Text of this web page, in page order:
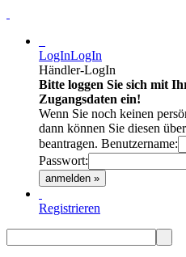
LogInLogIn
Händler-LogIn
Bitte loggen Sie sich mit
Zugangsdaten ein!
Wenn Sie noch keinen
dann können Sie diesen
beantragen. Benutzername:
Passwort:
anmelden »
Registrieren